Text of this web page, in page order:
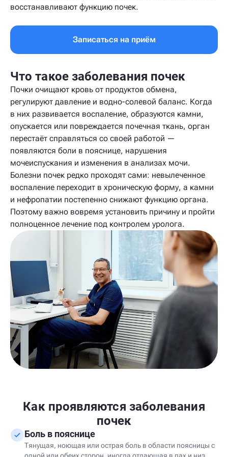
восстанавливают функцию почек.
Записаться на приём
Что такое заболевания почек
Почки очищают кровь от продуктов обмена,
регулируют давление и водно-солевой баланс. Когда
в них развивается воспаление, образуются камни,
опускается или повреждается почечная ткань, орган
перестаёт справляться со своей работой —
появляются боли в пояснице, нарушения
мочеиспускания и изменения в анализах мочи.
Болезни почек редко проходят сами: невылеченное
воспаление переходит в хроническую форму, а камни
и нефропатии постепенно снижают функцию органа.
Поэтому важно вовремя установить причину и пройти
полноценное лечение под контролем уролога.
Как проявляются заболевания
почек
Боль в пояснице
Тянущая, ноющая или острая боль в области поясницы с